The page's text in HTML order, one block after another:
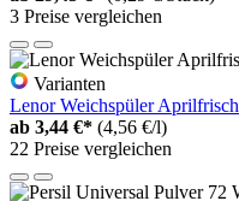
3 Preise vergleichen
Varianten
Lenor Weichspüler Aprilfrisch
ab 3,44 €* (4,56 €/l)
22 Preise vergleichen